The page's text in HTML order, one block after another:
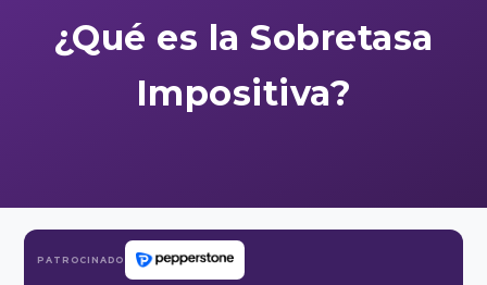
¿Qué es la Sobretasa
Impositiva?
PATROCINADO